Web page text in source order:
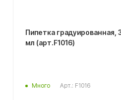
Пипетка градуированная,
мл (арт.F1016)
Много Арт.: F1016